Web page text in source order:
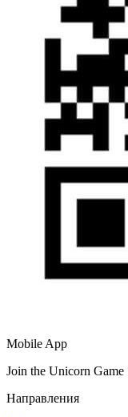
Mobile App
Join the Unicorn Game
Направления